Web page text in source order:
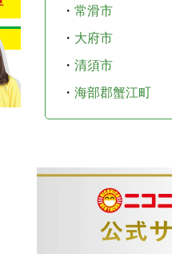
・ 常滑市
・ 大府市
・ 清須市
・ 海部郡蟹江町